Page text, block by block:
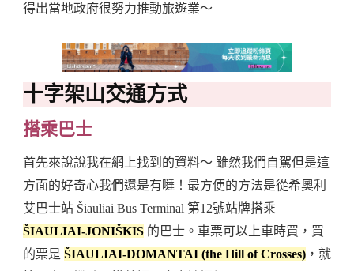
得出當地政府很努力推動旅遊業～
十字架山交通方式
搭乘巴士
首先來說說我在網上找到的資料～ 雖然我們自駕但是這
方面的好奇心我們還是有噠！最方便的方法是從希奧利
艾巴士站 Šiauliai Bus Terminal 第12號站牌搭乘
ŠIAULIAI-JONIŠKIS 的巴士。車票可以上車時買，買
的票是 ŠIAULIAI-DOMANTAI (the Hill of Crosses) ，就